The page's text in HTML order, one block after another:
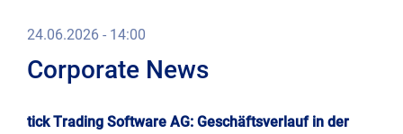
24.06.2026 - 14:00
Corporate News
tick Trading Software AG: Geschäftsverlauf in der